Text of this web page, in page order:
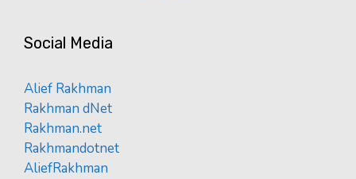
Social Media
Alief Rakhman
Rakhman dNet
Rakhman.net
Rakhmandotnet
AliefRakhman